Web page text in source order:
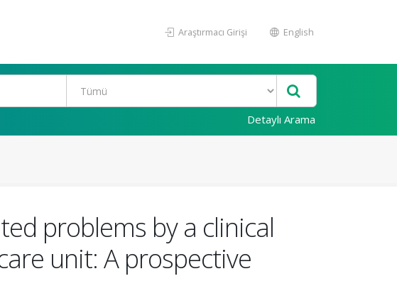
Araştırmacı Girişi English
Detaylı Arama
problems by a clinical
unit: A prospective